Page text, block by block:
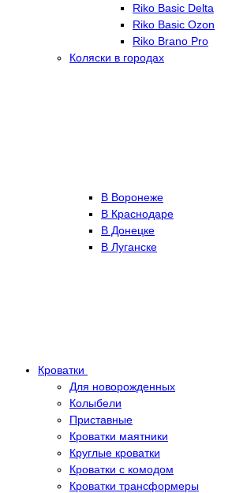
Riko Basic Delta
Riko Basic Ozon
Riko Brano Pro
Коляски в городах
В Воронеже
В Краснодаре
В Донецке
В Луганске
Кроватки
Для новорожденных
Колыбели
Приставные
Кроватки маятники
Круглые кроватки
Кроватки с комодом
Кроватки трансформеры